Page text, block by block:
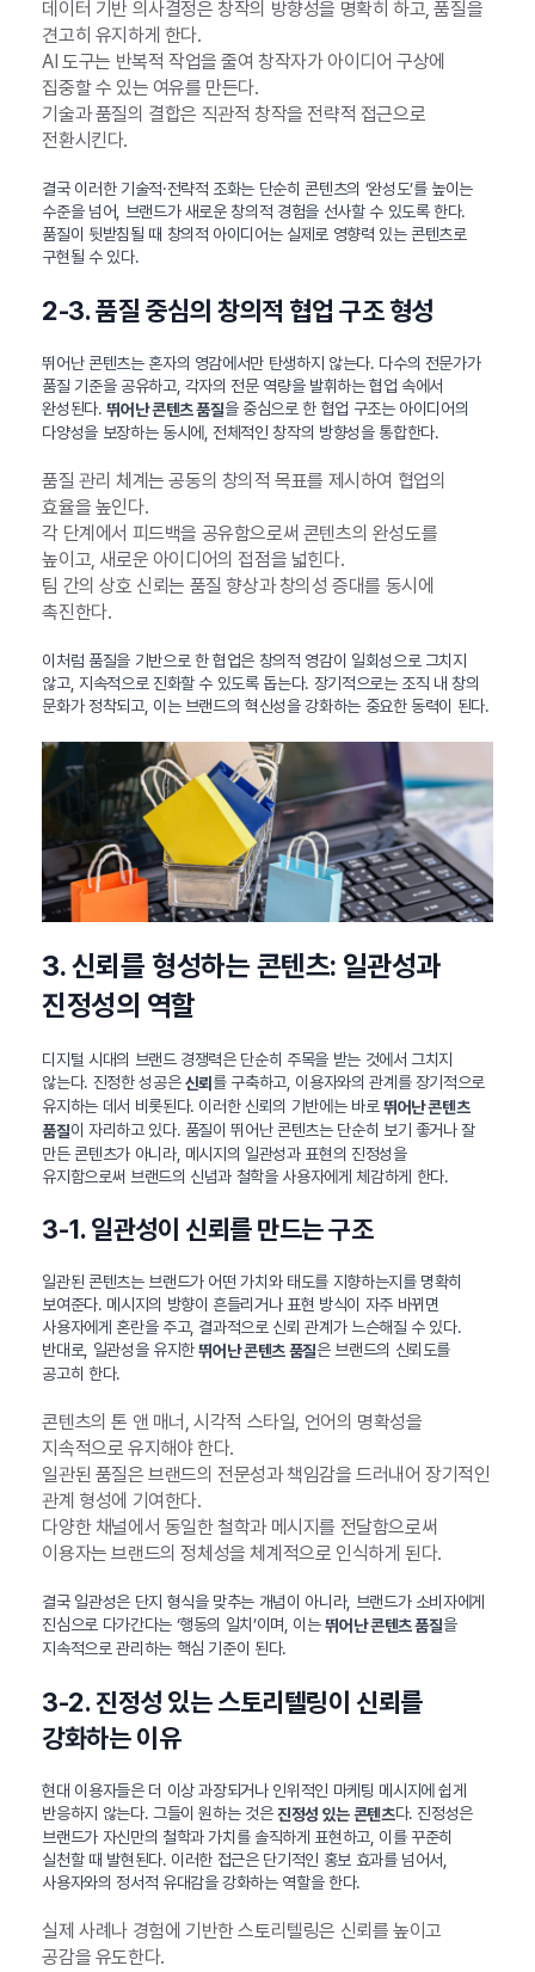
데이터 기반 의사결정은 창작의 방향성을 명확히 하고, 품질을
견고히 유지하게 한다.
AI 도구는 반복적 작업을 줄여 창작자가 아이디어 구상에
집중할 수 있는 여유를 만든다.
기술과 품질의 결합은 직관적 창작을 전략적 접근으로
전환시킨다.
결국 이러한 기술적·전략적 조화는 단순히 콘텐츠의 ‘완성도’를 높이는
수준을 넘어, 브랜드가 새로운 창의적 경험을 선사할 수 있도록 한다.
품질이 뒷받침될 때 창의적 아이디어는 실제로 영향력 있는 콘텐츠로
구현될 수 있다.
2-3. 품질 중심의 창의적 협업 구조 형성
뛰어난 콘텐츠는 혼자의 영감에서만 탄생하지 않는다. 다수의 전문가가
품질 기준을 공유하고, 각자의 전문 역량을 발휘하는 협업 속에서
완성된다.뛰어난 콘텐츠 품질을 중심으로 한 협업 구조는 아이디어의
다양성을 보장하는 동시에, 전체적인 창작의 방향성을 통합한다.
품질 관리 체계는 공동의 창의적 목표를 제시하여 협업의
효율을 높인다.
각 단계에서 피드백을 공유함으로써 콘텐츠의 완성도를
높이고, 새로운 아이디어의 접점을 넓힌다.
팀 간의 상호 신뢰는 품질 향상과 창의성 증대를 동시에
촉진한다.
이처럼 품질을 기반으로 한 협업은 창의적 영감이 일회성으로 그치지
않고, 지속적으로 진화할 수 있도록 돕는다. 장기적으로는 조직 내 창의
문화가 정착되고, 이는 브랜드의 혁신성을 강화하는 중요한 동력이 된다.
3. 신뢰를 형성하는 콘텐츠: 일관성과
진정성의 역할
디지털 시대의 브랜드 경쟁력은 단순히 주목을 받는 것에서 그치지
않는다. 진정한 성공은신뢰 를 구축하고, 이용자와의 관계를 장기적으로
유지하는 데서 비롯된다. 이러한 신뢰의 기반에는 바로 뛰어난 콘텐츠
품질이 자리하고 있다. 품질이 뛰어난 콘텐츠는 단순히 보기 좋거나 잘
만든 콘텐츠가 아니라, 메시지의 일관성과 표현의 진정성을
유지함으로써 브랜드의 신념과 철학을 사용자에게 체감하게 한다.
3-1. 일관성이 신뢰를 만드는 구조
일관된 콘텐츠는 브랜드가 어떤 가치와 태도를 지향하는지를 명확히
보여준다. 메시지의 방향이 흔들리거나 표현 방식이 자주 바뀌면
사용자에게 혼란을 주고, 결과적으로 신뢰 관계가 느슨해질 수 있다.
반대로, 일관성을 유지한뛰어난 콘텐츠 품질은 브랜드의 신뢰도를
공고히 한다.
콘텐츠의 톤 앤 매너, 시각적 스타일, 언어의 명확성을
지속적으로 유지해야 한다.
일관된 품질은 브랜드의 전문성과 책임감을 드러내어 장기적인
관계 형성에 기여한다.
다양한 채널에서 동일한 철학과 메시지를 전달함으로써
이용자는 브랜드의 정체성을 체계적으로 인식하게 된다.
결국 일관성은 단지 형식을 맞추는 개념이 아니라, 브랜드가 소비자에게
진심으로 다가간다는 ‘행동의 일치’이며, 이는뛰어난 콘텐츠 품질을
지속적으로 관리하는 핵심 기준이 된다.
3-2. 진정성 있는 스토리텔링이 신뢰를
강화하는 이유
현대 이용자들은 더 이상 과장되거나 인위적인 마케팅 메시지에 쉽게
반응하지 않는다. 그들이 원하는 것은진정성 있는 콘텐츠다. 진정성은
브랜드가 자신만의 철학과 가치를 솔직하게 표현하고, 이를 꾸준히
실천할 때 발현된다. 이러한 접근은 단기적인 홍보 효과를 넘어서,
사용자와의 정서적 유대감을 강화하는 역할을 한다.
실제 사례나 경험에 기반한 스토리텔링은 신뢰를 높이고
공감을 유도한다.